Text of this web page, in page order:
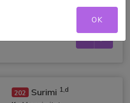
202 Surimi 1,d
OK